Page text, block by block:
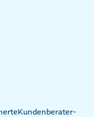
Kundenberater-